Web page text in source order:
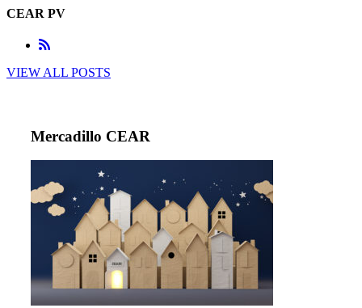
CEAR PV
VIEW ALL POSTS
Mercadillo CEAR